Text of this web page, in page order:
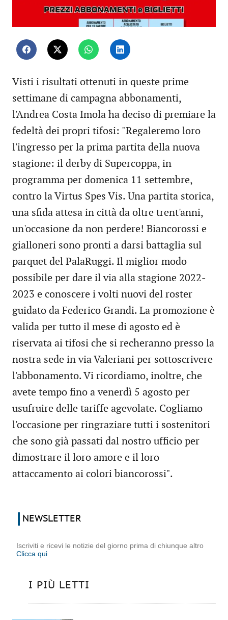
Visti i risultati ottenuti in queste prime
settimane di campagna abbonamenti,
l'Andrea Costa Imola ha deciso di premiare la
fedeltà dei propri tifosi: "Regaleremo loro
l'ingresso per la prima partita della nuova
stagione: il derby di Supercoppa, in
programma per domenica 11 settembre,
contro la Virtus Spes Vis. Una partita storica,
una sfida attesa in città da oltre trent'anni,
un'occasione da non perdere! Biancorossi e
gialloneri sono pronti a darsi battaglia sul
parquet del PalaRuggi. Il miglior modo
possibile per dare il via alla stagione 2022-
2023 e conoscere i volti nuovi del roster
guidato da Federico Grandi. La promozione è
valida per tutto il mese di agosto ed è
riservata ai tifosi che si recheranno presso la
nostra sede in via Valeriani per sottoscrivere
l'abbonamento. Vi ricordiamo, inoltre, che
avete tempo fino a venerdì 5 agosto per
usufruire delle tariffe agevolate. Cogliamo
l'occasione per ringraziare tutti i sostenitori
che sono già passati dal nostro ufficio per
dimostrare il loro amore e il loro
attaccamento ai colori biancorossi".
NEWSLETTER
Iscriviti e ricevi le notizie del giorno prima di chiunque altro
Clicca qui
I PIÙ LETTI